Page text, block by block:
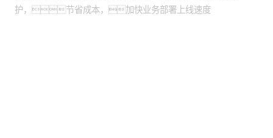
护，节省成本，加快业务部署上线速度